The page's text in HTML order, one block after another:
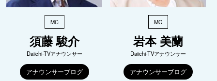
MC
須藤 駿介
Daiichi-TVアナウンサー
アナウンサーブログ
MC
岩本 美蘭
Daiichi-TVアナウンサー
アナウンサーブログ